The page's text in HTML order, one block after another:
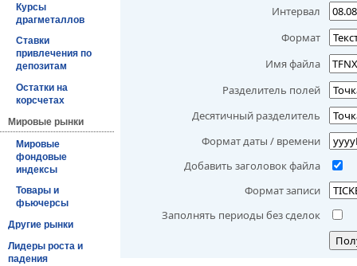
Курсы
драгметаллов
Ставки
привлечения по
депозитам
Остатки на
корсчетах
Мировые рынки
Мировые
фондовые
индексы
Товары и
фьючерсы
Другие рынки
Лидеры роста и
падения
Интервал
Формат
Имя файла
Разделитель полей
Десятичный разделитель
Формат даты / времени
Добавить заголовок файла
Формат записи
Заполнять периоды без сделок